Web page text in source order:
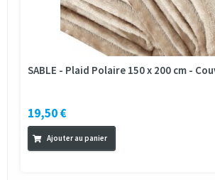
SABLE - Plaid Polaire 150 x 200 cm -
19,50 €
Ajouter au panier